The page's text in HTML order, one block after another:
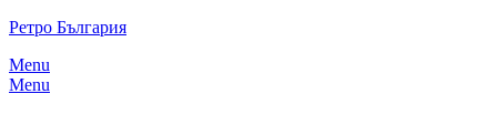
Skip
content
Ретро България
Menu
Menu